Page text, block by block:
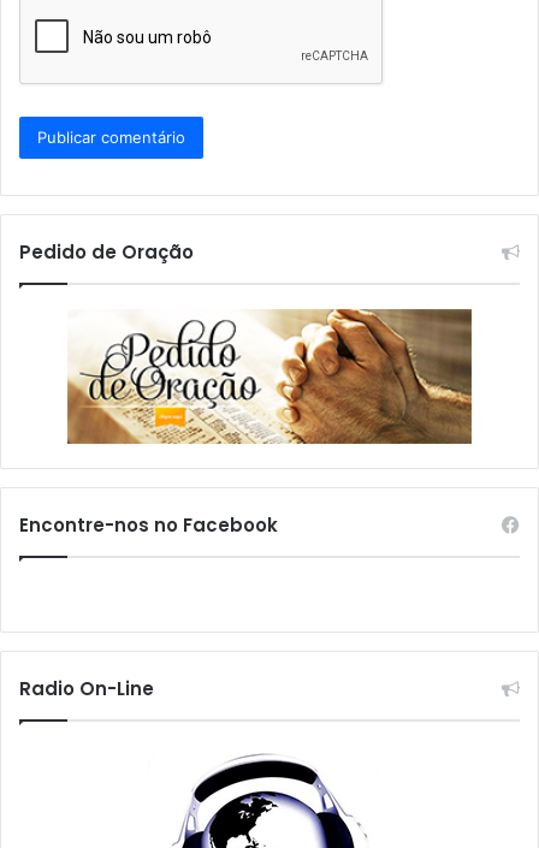
Pedido de Oração
Encontre-nos no Facebook
Radio On-Line